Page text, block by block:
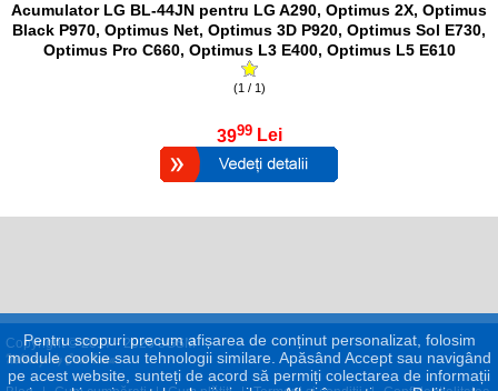
Acumulator LG BL-44JN pentru LG A290, Optimus 2X, Optimus
Black P970, Optimus Net, Optimus 3D P920, Optimus Sol E730,
Optimus Pro C660, Optimus L3 E400, Optimus L5 E610
(1 / 1)
3999 Lei
Copyright © 2017 - 2026 eGSM
Pentru scopuri precum afișarea de conținut personalizat, folosim
module cookie sau tehnologii similare. Apăsând Accept sau navigând
pe acest website, sunteți de acord să permiți colectarea de informații